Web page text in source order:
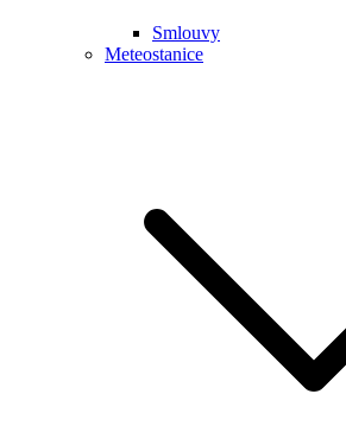
Smlouvy
Meteostanice